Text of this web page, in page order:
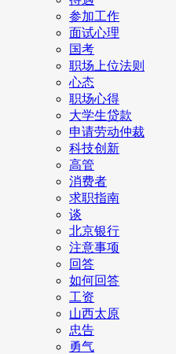
参加工作
面试心理
国考
职场上位法则
心态
职场心得
大学生贷款
申请劳动仲裁
科技创新
高管
消费者
求职指南
谈
北京银行
注意事项
回答
如何回答
工资
山西太原
忠告
勇气